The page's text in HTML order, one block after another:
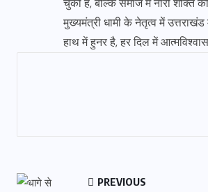
चुकी हैं, बल्कि समाज में नारी शक्ति
मुख्यमंत्री धामी के नेतृत्व में
हाथ में हुनर है, हर दिल में
PREVIOUS